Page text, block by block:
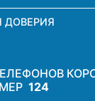
ДОВЕРИЯ
124